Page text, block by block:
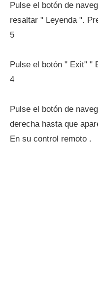
Pulse el botón de
resaltar " Leyenda ".
5
Pulse el botón " Exit" "
4
Pulse el botón de
derecha hasta que
En su control remoto .